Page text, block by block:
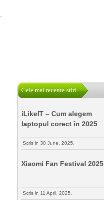
Cele mai recente stiri
iLikeIT – Cum alegem
laptopul corect în 2025
Scris in 30 June, 2025.
Xiaomi Fan Festival 2025
Scris in 11 April, 2025.